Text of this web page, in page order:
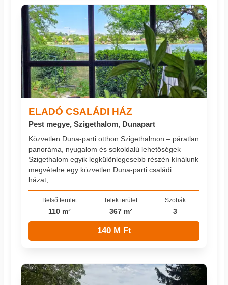
ELADÓ CSALÁDI HÁZ
Pest megye, Szigethalom, Dunapart
Közvetlen Duna-parti otthon Szigethalmon – páratlan
panoráma, nyugalom és sokoldalú lehetőségek
Szigethalom egyik legkülönlegesebb részén kínálunk
megvételre egy közvetlen Duna-parti családi
házat,...
Belső terület
110 m²
Telek terület
367 m²
Szobák
3
140 M Ft